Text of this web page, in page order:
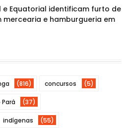
e Equatorial identificam furto de
mercearia e hamburgueria em
(816) concursos (5)
(37)
indígenas (55)